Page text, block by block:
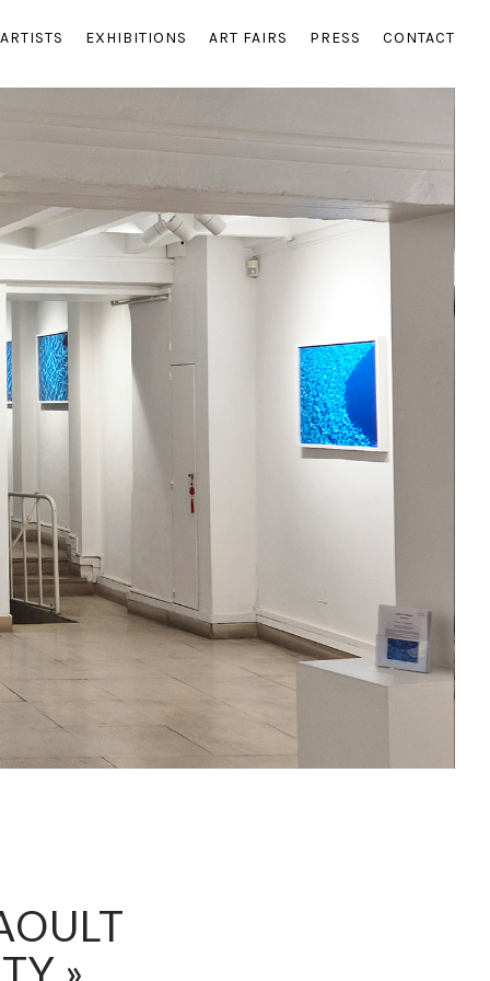
ARTISTS EXHIBITIONS ART FAIRS PRESS CONTACT